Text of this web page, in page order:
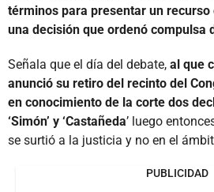
términos para presentar un
una decisión que ordenó compulsa
Señala que el día del debate, al que
anunció su retiro del recinto del
en conocimiento de la corte dos
‘Simón’ y ‘Castañeda’ luego
se surtió a la justicia y no en el
PUBLICIDAD